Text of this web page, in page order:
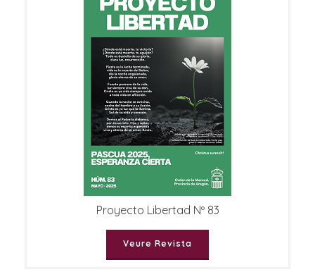
Proyecto Libertad Nº 83
Veure Revista